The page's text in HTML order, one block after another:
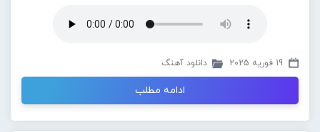
19 فوریه 2025 دانلود آهنگ
ادامه مطلب